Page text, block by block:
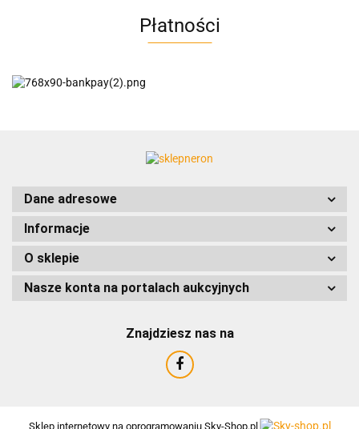
AC EasyLine
Płatności
Dane adresowe
Informacje
O sklepie
Nasze konta na portalach aukcyjnych
Znajdziesz nas na
Sklep internetowy na oprogramowaniu Sky-Shop.pl